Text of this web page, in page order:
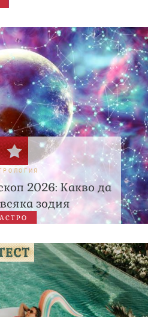
2026: Какво да
зодия
АСТРО